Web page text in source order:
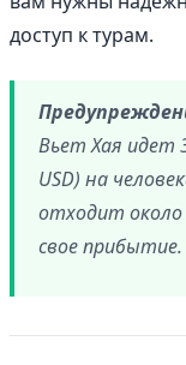
доступ к турам.
Вьет Хая идет
USD) на
отходит
свое прибытие.